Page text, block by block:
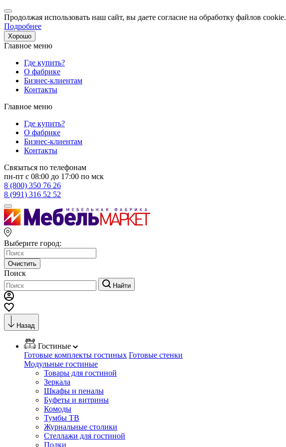
Продолжая использовать наш сайт, вы даете согласие на обработку файлов cookie.
Подробнее
Хорошо
Главное меню
Где купить?
О фабрике
Бизнес-клиентам
Контакты
Главное меню
Где купить?
О фабрике
Бизнес-клиентам
Контакты
Связаться по телефонам
пн-пт с 08:00 до 17:00 по мск
8 (800) 350 76 26
8 (991) 316 52 52
Выберите город:
Очистить
Поиск
Найти
Назад
Гостиные
Готовые комплекты гостиных Готовые стенки
Модульные гостиные
Товары для гостиной
Зеркала
Шкафы и пеналы
Буфеты и витрины
Комоды
Тумбы ТВ
Журнальные столики
Стеллажи для гостиной
Полки